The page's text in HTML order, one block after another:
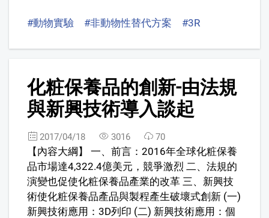
#動物實驗 #非動物性替代方案 #3R
化粧保養品的創新-由法規
與新興技術導入談起
2017/04/18 3016 70
【內容大綱】 一、前言：2016年全球化粧保養
品市場達4,322.4億美元，競爭激烈 二、法規的
演變也促使化粧保養品產業的改革 三、新興技
術使化粧保養品產品與製程產生破壞式創新 (一)
新興技術應用：3D列印 (二) 新興技術應用：個